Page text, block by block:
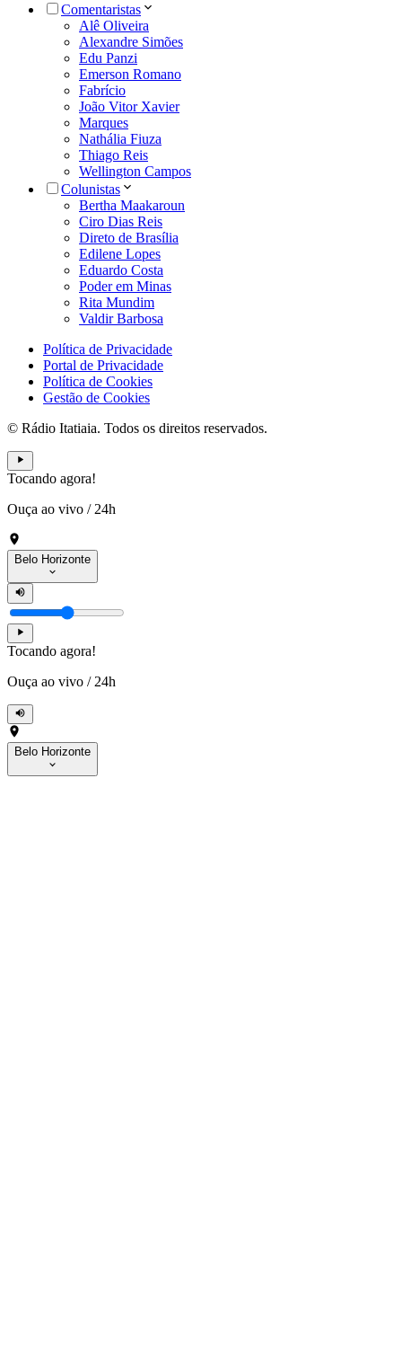
Comentaristas
Alê Oliveira
Alexandre Simões
Edu Panzi
Emerson Romano
Fabrício
João Vitor Xavier
Marques
Nathália Fiuza
Thiago Reis
Wellington Campos
Colunistas
Bertha Maakaroun
Ciro Dias Reis
Direto de Brasília
Edilene Lopes
Eduardo Costa
Poder em Minas
Rita Mundim
Valdir Barbosa
Política de Privacidade
Portal de Privacidade
Política de Cookies
Gestão de Cookies
© Rádio Itatiaia. Todos os direitos reservados.
Tocando agora!
Ouça ao vivo / 24h
Belo Horizonte
Tocando agora!
Ouça ao vivo / 24h
Belo Horizonte